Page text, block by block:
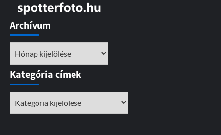
Archívum
Kategória címek